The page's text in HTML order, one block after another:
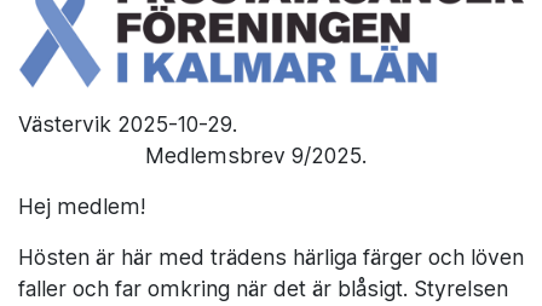
Västervik 2025-10-29.
Medlemsbrev 9/2025.
Hej medlem!
Hösten är här med trädens härliga färger och löven
faller och far omkring när det är blåsigt. Styrelsen